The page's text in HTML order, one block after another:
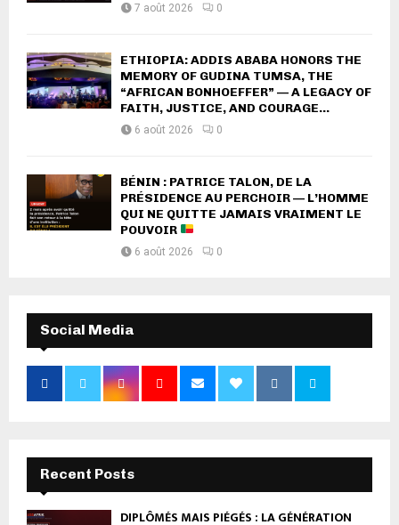
7 août 2026 0
ETHIOPIA: ADDIS ABABA HONORS THE
MEMORY OF GUDINA TUMSA, THE
“AFRICAN BONHOEFFER” — A LEGACY OF
FAITH, JUSTICE, AND COURAGE...
6 août 2026 0
BÉNIN : PATRICE TALON, DE LA
PRÉSIDENCE AU PERCHOIR — L’HOMME
QUI NE QUITTE JAMAIS VRAIMENT LE
POUVOIR
6 août 2026 0
Social Media
Recent Posts
DIPLÔMÉS MAIS PIÉGÉS : LA GÉNÉRATION